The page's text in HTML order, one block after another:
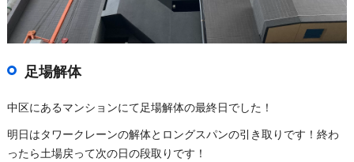
足場解体
中区にあるマンションにて足場解体の最終日でした！
明日はタワークレーンの解体とロングスパンの引き取りです！終わ
ったら土場戻って次の日の段取りです！